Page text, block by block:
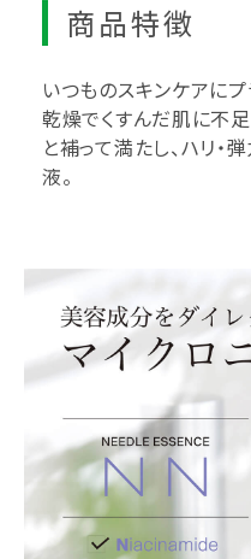
商品特徴
いつものスキンケアにプ
乾燥でくすんだ肌に不
と補って満たし、ハリ
液。